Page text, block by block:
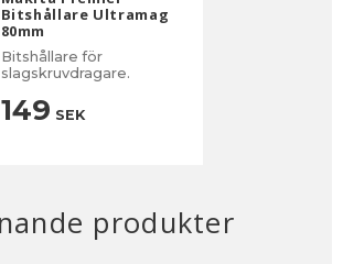
Bitshållare Ultramag
80mm
Bitshållare för
slagskruvdragare.
149 SEK
produkter